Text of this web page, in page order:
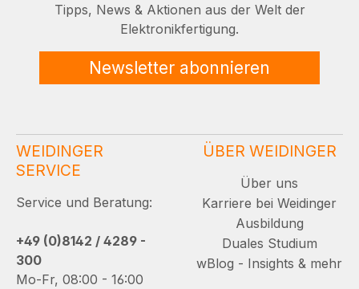
Tipps, News & Aktionen aus der Welt der
Elektronikfertigung.
Newsletter abonnieren
WEIDINGER
SERVICE
Service und Beratung:
+49 (0)8142 / 4289 -
300
Mo-Fr, 08:00 - 16:00
ÜBER WEIDINGER
Über uns
Karriere bei Weidinger
Ausbildung
Duales Studium
wBlog - Insights & mehr